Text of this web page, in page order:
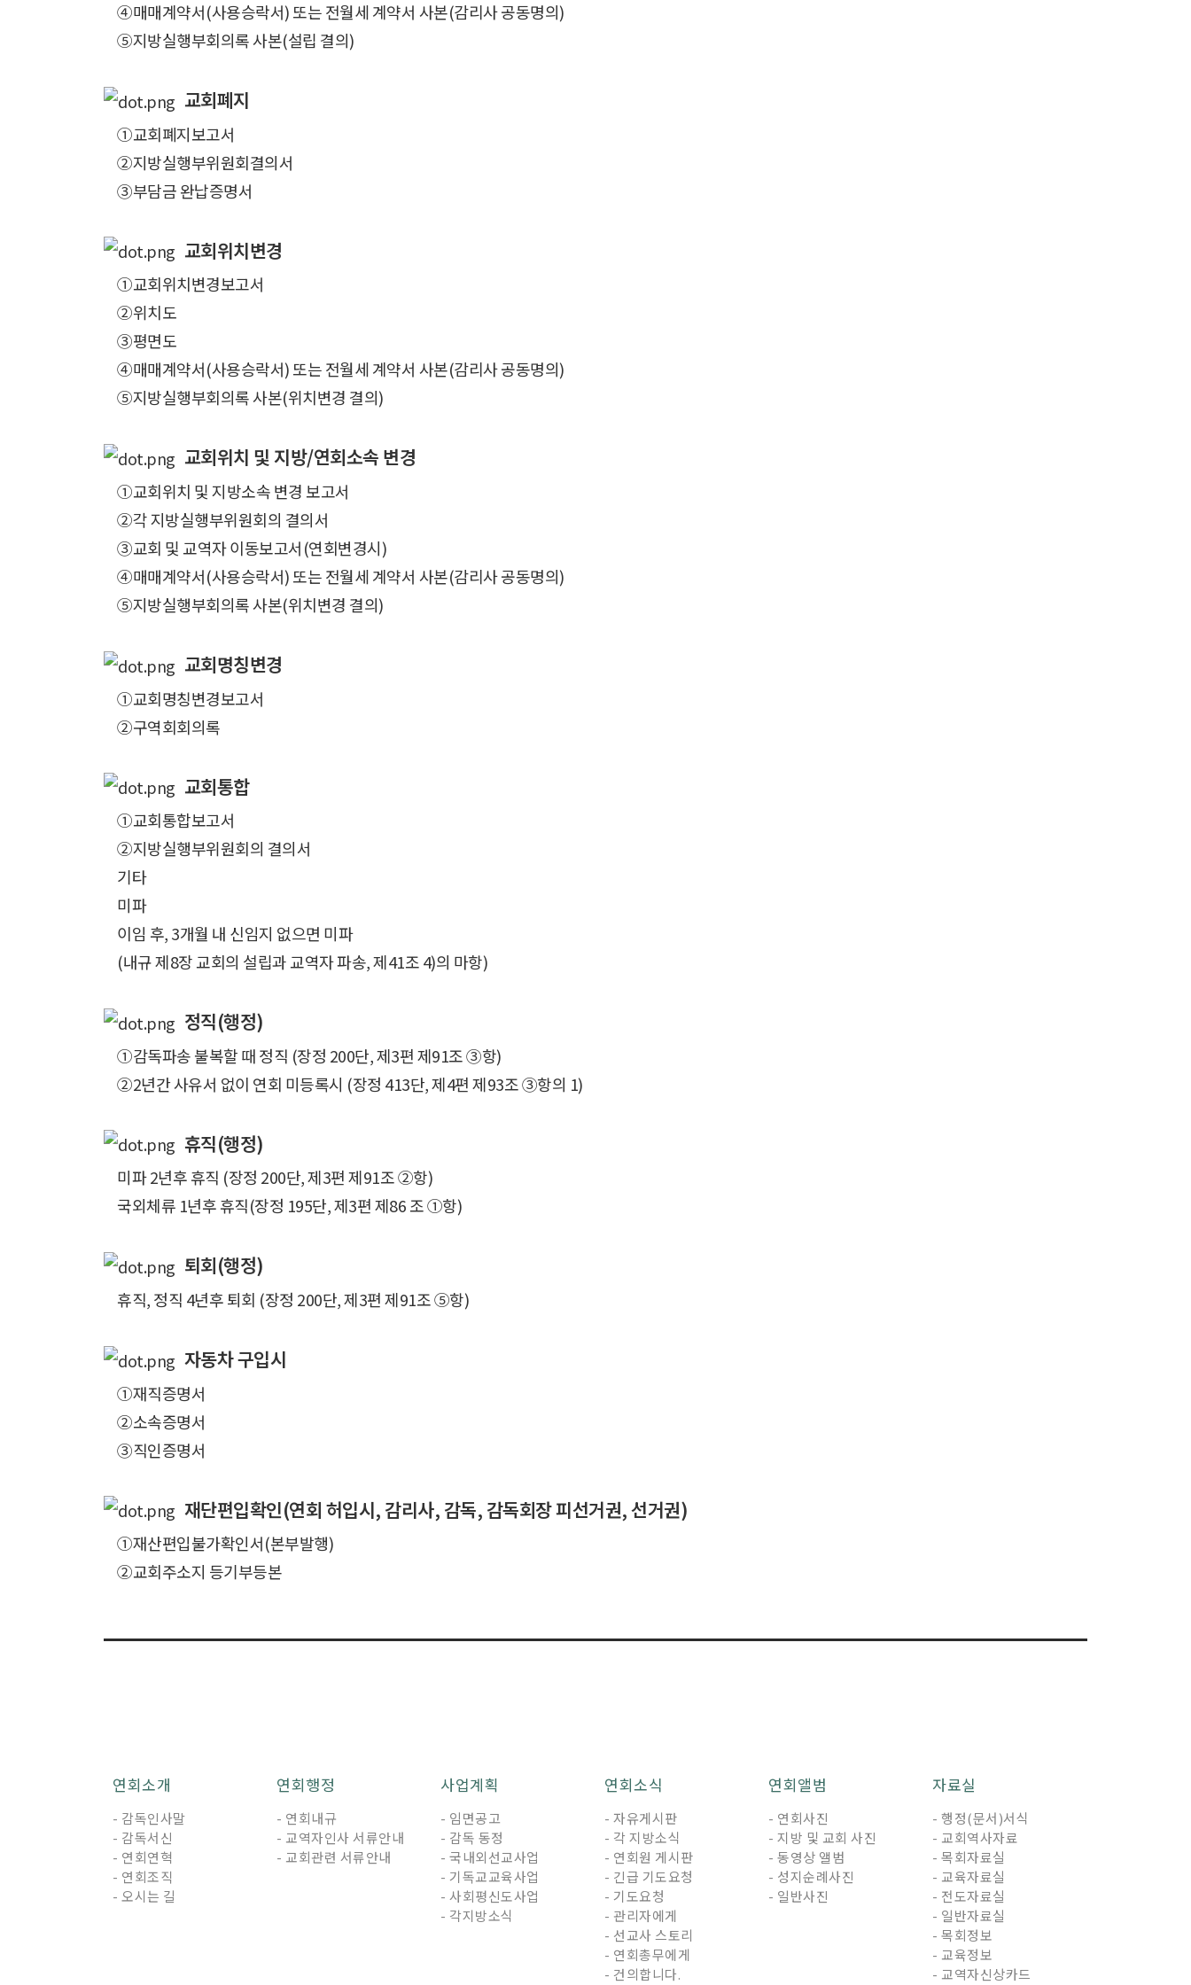
④매매계약서(사용승락서) 또는 전월세 계약서 사본(감리사 공동명의)
⑤지방실행부회의록 사본(설립 결의)
교회폐지
①교회폐지보고서
②지방실행부위원회결의서
③부담금 완납증명서
교회위치변경
①교회위치변경보고서
②위치도
③평면도
④매매계약서(사용승락서) 또는 전월세 계약서 사본(감리사 공동명의)
⑤지방실행부회의록 사본(위치변경 결의)
교회위치 및 지방/연회소속 변경
①교회위치 및 지방소속 변경 보고서
②각 지방실행부위원회의 결의서
③교회 및 교역자 이동보고서(연회변경시)
④매매계약서(사용승락서) 또는 전월세 계약서 사본(감리사 공동명의)
⑤지방실행부회의록 사본(위치변경 결의)
교회명칭변경
①교회명칭변경보고서
②구역회회의록
교회통합
①교회통합보고서
②지방실행부위원회의 결의서
기타
미파
이임 후, 3개월 내 신임지 없으면 미파
(내규 제8장 교회의 설립과 교역자 파송, 제41조 4)의 마항)
정직(행정)
①감독파송 불복할 때 정직 (장정 200단, 제3편 제91조 ③항)
②2년간 사유서 없이 연회 미등록시 (장정 413단, 제4편 제93조 ③항의 1)
휴직(행정)
미파 2년후 휴직 (장정 200단, 제3편 제91조 ②항)
국외체류 1년후 휴직(장정 195단, 제3편 제86 조 ①항)
퇴회(행정)
휴직, 정직 4년후 퇴회 (장정 200단, 제3편 제91조 ⑤항)
자동차 구입시
①재직증명서
②소속증명서
③직인증명서
재단편입확인(연회 허입시, 감리사, 감독, 감독회장 피선거권, 선거권)
①재산편입불가확인서(본부발행)
②교회주소지 등기부등본
연회소개
- 감독인사말
- 감독서신
- 연회연혁
- 연회조직
- 오시는 길
연회행정
- 연회내규
- 교역자인사 서류안내
- 교회관련 서류안내
사업계획
- 임면공고
- 감독 동정
- 국내외선교사업
- 기독교교육사업
- 사회평신도사업
- 각지방소식
연회소식
- 자유게시판
- 각 지방소식
- 연회원 게시판
- 긴급 기도요청
- 기도요청
- 관리자에게
- 선교사 스토리
- 연회총무에게
- 건의합니다.
연회앨범
- 연회사진
- 지방 및 교회 사진
- 동영상 앨범
- 성지순례사진
- 일반사진
자료실
- 행정(문서)서식
- 교회역사자료
- 목회자료실
- 교육자료실
- 전도자료실
- 일반자료실
- 목회정보
- 교육정보
- 교역자신상카드